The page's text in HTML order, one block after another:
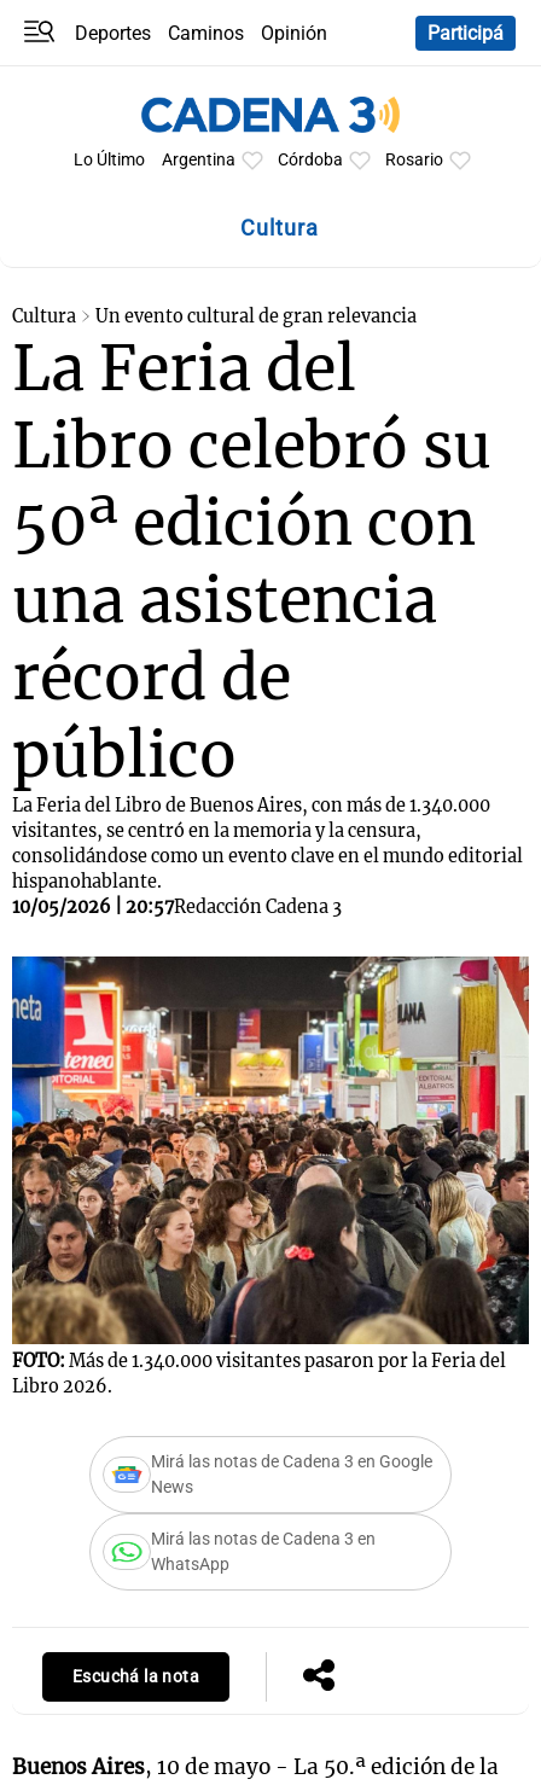
Deportes Caminos
Opinión
Participá
Lo Último Argentina Córdoba Rosario
Cultura
Cultura Un evento cultural de gran relevancia
La Feria del
Libro celebró su
50ª edición con
una asistencia
récord de
público
La Feria del Libro de Buenos Aires, con más de 1.340.000
visitantes, se centró en la memoria y la censura,
consolidándose como un evento clave en el mundo editorial
hispanohablante.
10/05/2026 | 20:57Redacción Cadena 3
FOTO: Más de 1.340.000 visitantes pasaron por la Feria del
Libro 2026.
Mirá las notas de Cadena 3 en Google
News
Mirá las notas de Cadena 3 en
WhatsApp
Escuchá la nota
Buenos Aires, 10 de mayo - La 50.ª edición de la
Notas
Mundial 2026
Notas
La Sole en
Cadena 3